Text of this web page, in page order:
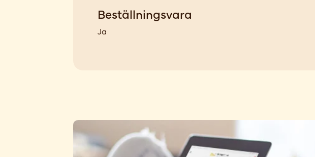
Beställningsvara
Ja